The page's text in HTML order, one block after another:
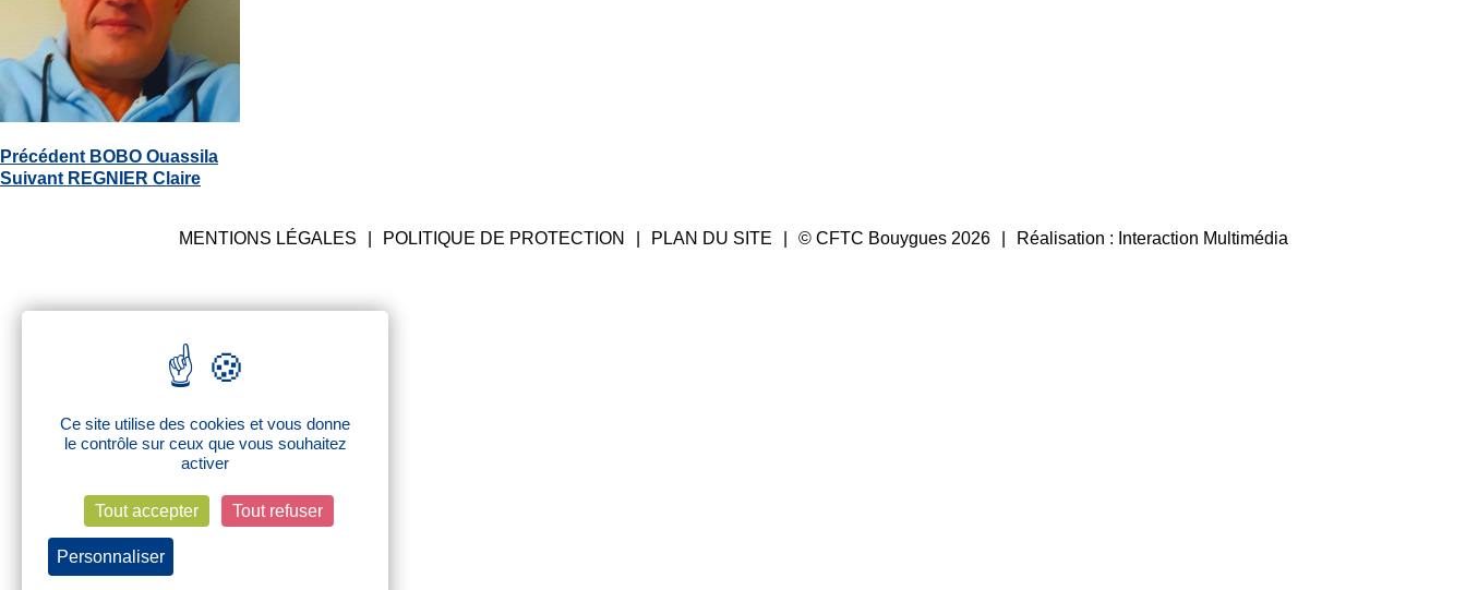
Navigation
de
l’article
Précédent Article
précédent
BOBO Ouassila
Suivant Article
REGNIER Claire
MENTIONS LÉGALES POLITIQUE DE PROTECTION PLAN DU SITE © CFTC Bouygues 2026 Réalisation : Interaction Multimédia
Ce site utilise des cookies et vous donne
le contrôle sur ceux que vous souhaitez
activer
Tout accepter Tout refuser
Personnaliser